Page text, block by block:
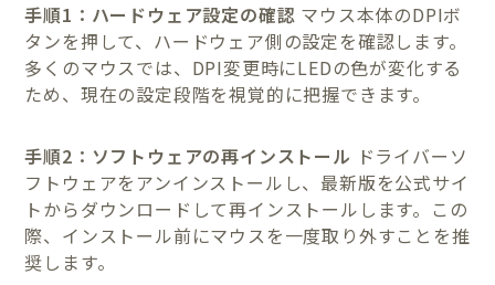
手順1：ハードウェア設定の確認 マウス本体のDPIボ
タンを押して、ハードウェア側の設定を確認します。
多くのマウスでは、DPI変更時にLEDの色が変化する
ため、現在の設定段階を視覚的に把握できます。
手順2：ソフトウェアの再インストール ドライバーソ
フトウェアをアンインストールし、最新版を公式サイ
トからダウンロードして再インストールします。この
際、インストール前にマウスを一度取り外すことを推
奨します。